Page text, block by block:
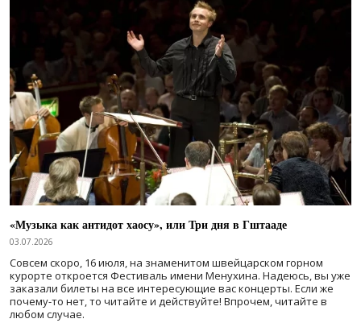
«Музыка как антидот хаосу», или Три дня в Гштааде
03.07.2026
Совсем скоро, 16 июля, на знаменитом швейцарском горном
курорте откроется Фестиваль имени Менухина. Надеюсь, вы уже
заказали билеты на все интересующие вас концерты. Если же
почему-то нет, то читайте и действуйте! Впрочем, читайте в
любом случае.